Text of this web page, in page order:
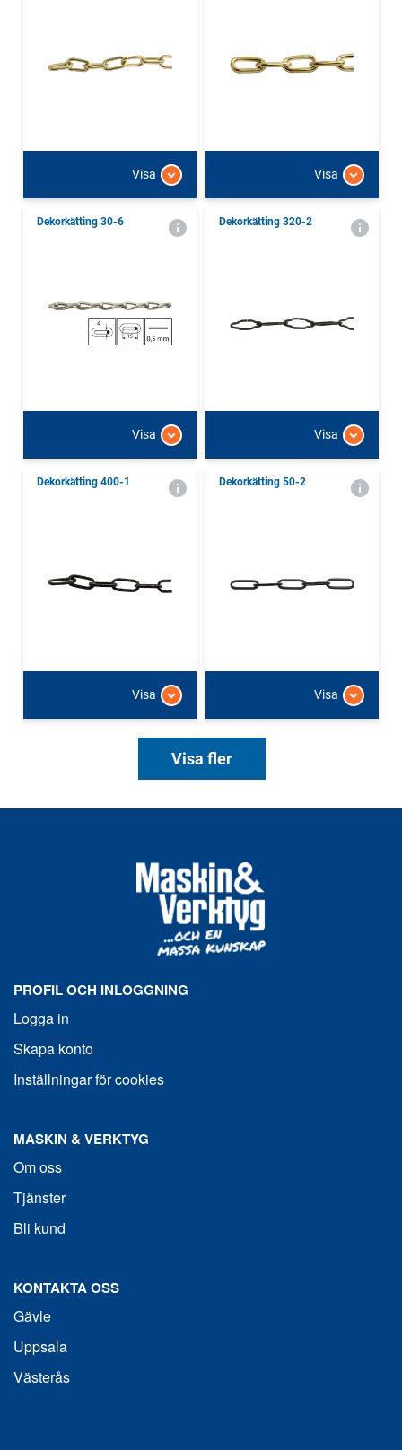
Visa Visa
Dekorkätting 30-6
Visa
Dekorkätting 320-2
Visa
Dekorkätting 400-1
Visa
Dekorkätting 50-2
Visa
Visa fler
PROFIL OCH INLOGGNING
Logga in
Skapa konto
Inställningar för cookies
MASKIN & VERKTYG
Om oss
Tjänster
Bli kund
KONTAKTA OSS
Gävle
Uppsala
Västerås